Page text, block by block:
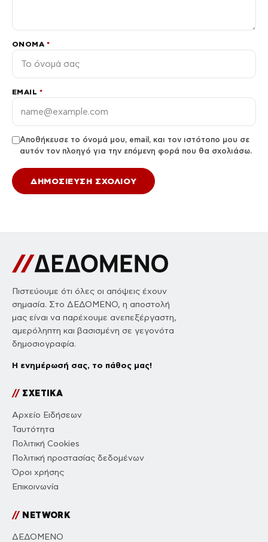
ΌΝΟΜΑ *
EMAIL *
Αποθήκευσε το όνομά μου, email, και τον ιστότοπο μου σε
αυτόν τον πλοηγό για την επόμενη φορά που θα σχολιάσω.
Πιστεύουμε ότι όλες οι απόψεις έχουν
σημασία. Στο ΔΕΔΟΜΕΝΟ, η αποστολή
μας είναι να παρέχουμε ανεπεξέργαστη,
αμερόληπτη και βασισμένη σε γεγονότα
δημοσιογραφία.
Η ενημέρωσή σας, το πάθος μας!
//ΣΧΕΤΙΚΑ
Αρχείο Ειδήσεων
Ταυτότητα
Πολιτική Cookies
Πολιτική προστασίας δεδομένων
Όροι χρήσης
Επικοινωνία
//NETWORK
ΔΕΔΟΜΕΝΟ